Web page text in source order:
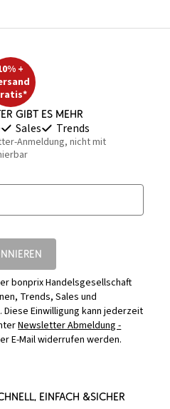
+
gibt es mehr
Sales Trends
Anmeldung, nicht mit
bonprix Handelsgesellschaft
Trends, Sales und
Einwilligung kann jederzeit
Newsletter Abmeldung -
E-Mail widerrufen werden.
EINFACH &SICHER